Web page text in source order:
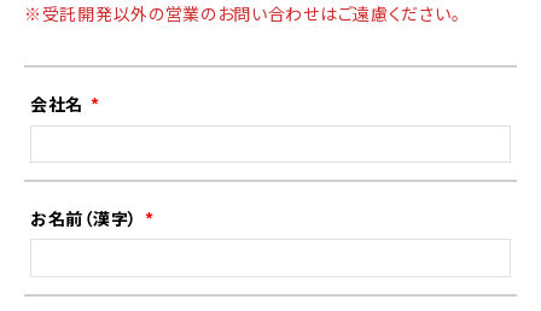
※受託開発以外の営業のお問い合わせはご遠慮ください。
会社名
お名前（漢字）